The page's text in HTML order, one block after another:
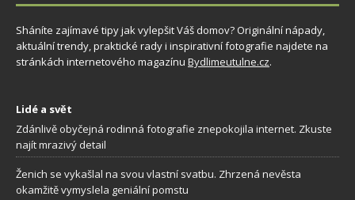
Sháníte zajímavé tipy jak vylepšit Váš domov? Originální nápady,
aktuální trendy, praktické rady i inspirativní fotografie najdete na
stránkách internetového magazínu Bydlimeutulne.cz.
Lidé a svět
Zdánlivě obyčejná rodinná fotografie znepokojila internet. Zkuste
najít mrazivý detail
Ženich se vykašlal na svou vlastní svatbu. Zhrzená nevěsta
okamžitě vymyslela geniální pomstu